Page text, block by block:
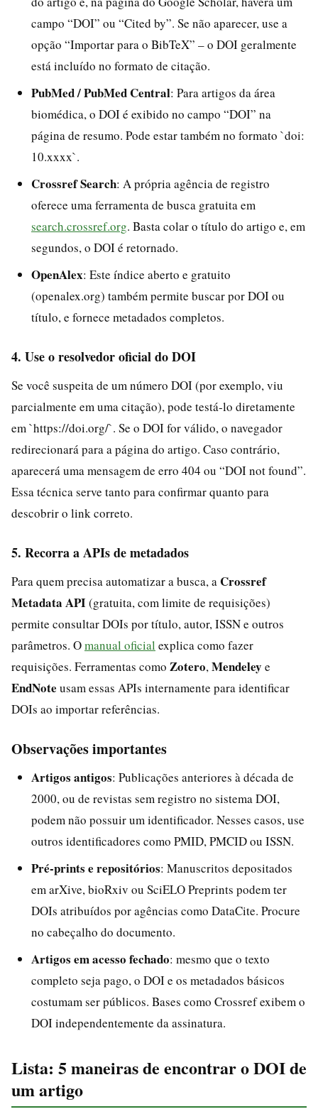
campo “DOI” ou “Cited by”. Se não aparecer, use a
opção “Importar para o BibTeX” – o DOI geralmente
está incluído no formato de citação.
PubMed / PubMed Central: Para artigos da área
biomédica, o DOI é exibido no campo “DOI” na
página de resumo. Pode estar também no formato `doi:
10.xxxx`.
Crossref Search: A própria agência de registro
oferece uma ferramenta de busca gratuita em
search.crossref.org. Basta colar o título do artigo e, em
segundos, o DOI é retornado.
OpenAlex: Este índice aberto e gratuito
(openalex.org) também permite buscar por DOI ou
título, e fornece metadados completos.
4. Use o resolvedor oficial do DOI
Se você suspeita de um número DOI (por exemplo, viu
parcialmente em uma citação), pode testá‑lo diretamente
em `https://doi.org/`. Se o DOI for válido, o navegador
redirecionará para a página do artigo. Caso contrário,
aparecerá uma mensagem de erro 404 ou “DOI not found”.
Essa técnica serve tanto para confirmar quanto para
descobrir o link correto.
5. Recorra a APIs de metadados
Para quem precisa automatizar a busca, a Crossref
Metadata API(gratuita, com limite de requisições)
permite consultar DOIs por título, autor, ISSN e outros
parâmetros. Omanual oficial explica como fazer
requisições. Ferramentas como Zotero, Mendeley e
EndNote usam essas APIs internamente para identificar
DOIs ao importar referências.
Observações importantes
Artigos antigos: Publicações anteriores à década de
2000, ou de revistas sem registro no sistema DOI,
podem não possuir um identificador. Nesses casos, use
outros identificadores como PMID, PMCID ou ISSN.
Pré‑prints e repositórios: Manuscritos depositados
em arXive, bioRxiv ou SciELO Preprints podem ter
DOIs atribuídos por agências como DataCite. Procure
no cabeçalho do documento.
Artigos em acesso fechado: mesmo que o texto
completo seja pago, o DOI e os metadados básicos
costumam ser públicos. Bases como Crossref exibem o
DOI independentemente da assinatura.
Lista: 5 maneiras de encontrar o DOI de
um artigo